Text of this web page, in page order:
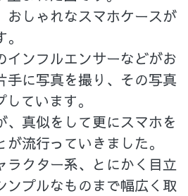
おしゃれなスマホケースが
インフルエンサーなどがお
手に写真を撮り、その写真
ています。
、真似をして更にスマホを
流行っていきました。
ラクター系、とにかく目立
ンプルなものまで幅広く取